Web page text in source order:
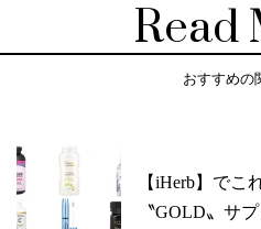
Read
おすすめの
【iHerb】でこ
〝GOLD〟サプ